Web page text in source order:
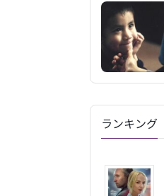
ランキング